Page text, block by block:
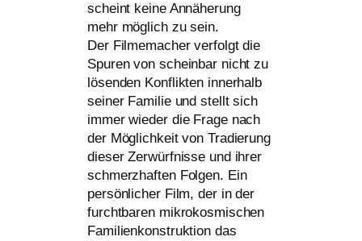
scheint kei­ne Annäherung
mehr mög­lich zu sein.
Der Filmemacher ver­folgt die
Spuren von schein­bar nicht zu
lösen­den Konflikten inner­halb
sei­ner Familie und stellt sich
immer wie­der die Frage nach
der Möglichkeit von Tradierung
die­ser Zerwürfnisse und ihrer
schmerz­haf­ten Folgen. Ein
per­sön­li­cher Film, der in der
furcht­ba­ren mikro­kos­mi­schen
Familienkonstruktion das